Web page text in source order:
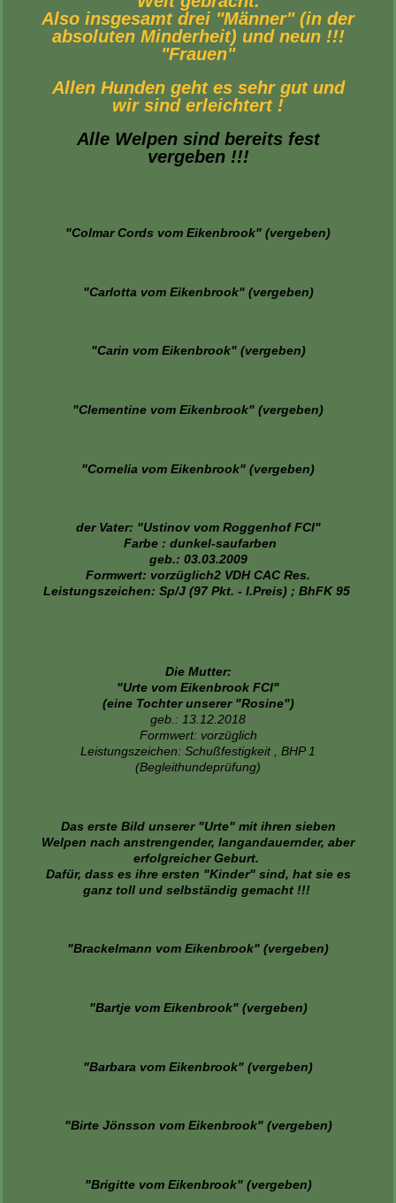
Also insgesamt drei "Männer" (in der
absoluten Minderheit) und neun !!!
"Frauen"
Allen Hunden geht es sehr gut und
wir sind erleichtert !
Alle Welpen sind bereits fest
vergeben !!!
"Colmar Cords vom Eikenbrook" (vergeben)
"Carlotta vom Eikenbrook" (vergeben)
"Carin vom Eikenbrook" (vergeben)
"Clementine vom Eikenbrook" (vergeben)
"Cornelia vom Eikenbrook" (vergeben)
der Vater: "Ustinov vom Roggenhof FCI"
Farbe : dunkel-saufarben
geb.: 03.03.2009
Formwert: vorzüglich2 VDH CAC Res.
Leistungszeichen: Sp/J (97 Pkt. - I.Preis) ; BhFK 95
Die Mutter:
"Urte vom Eikenbrook FCI"
(eine Tochter unserer "Rosine")
geb.: 13.12.2018
Formwert: vorzüglich
Leistungszeichen: Schußfestigkeit , BHP 1
(Begleithundeprüfung)
Das erste Bild unserer "Urte" mit ihren sieben
Welpen nach anstrengender, langandauernder, aber
erfolgreicher Geburt.
Dafür, dass es ihre ersten "Kinder" sind, hat sie es
ganz toll und selbständig gemacht !!!
"Brackelmann vom Eikenbrook" (vergeben)
"Bartje vom Eikenbrook" (vergeben)
"Barbara vom Eikenbrook" (vergeben)
"Birte Jönsson vom Eikenbrook" (vergeben)
"Brigitte vom Eikenbrook" (vergeben)